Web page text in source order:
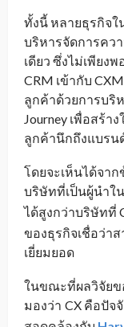
ทั้งนี้ หลายธุรกิจ
บริหารจัดการคว
เดียว ซึ่งไม่เพียง
CRM เข้ากับ
ลูกค้าด้วยการบริ
Journey เพื่อสร้
ลูกค้านึกถึงแบรน
โดยจะเห็นได้จา
บริษัทที่เป็นผู้นำใ
ได้สูงกว่าบริษัทที่
ของธุรกิจเชื่อว่า
เยี่ยมยอด
ในขณะที่ผลวิจัยข
มองว่า CX คือปัจ